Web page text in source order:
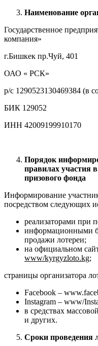
Наименование
Государственное
компания»
г.Бишкек пр.Чуй, 401
ОАО « РСК»
р/с 1290523130469384 (в
БИК 129052
ИНН
Порядок
правилах участия
призового фонда
Информирование
посредством следующих
реализаторами при
информационными
продажи лотереи;
на официальном
www/kyrgyzloto.kg;
страницы организатора
Facebook –
Instagram – www/
в средствах
и других.
Сроки проведения